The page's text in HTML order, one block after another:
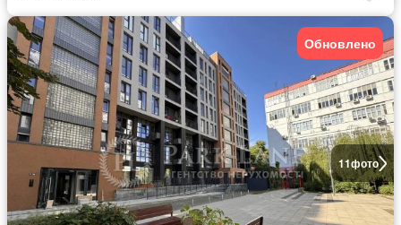
11фото
Обновлено